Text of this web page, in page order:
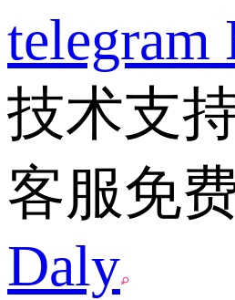
telegram
技术支
客服免
Daly